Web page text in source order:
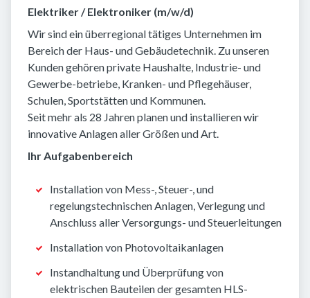
Elektriker / Elektroniker (m/w/d)
Wir sind ein überregional tätiges Unternehmen im
Bereich der Haus- und Gebäudetechnik. Zu unseren
Kunden gehören private Haushalte, Industrie- und
Gewerbe-betriebe, Kranken- und Pflegehäuser,
Schulen, Sportstätten und Kommunen.
Seit mehr als 28 Jahren planen und installieren wir
innovative Anlagen aller Größen und Art.
Ihr Aufgabenbereich
Installation von Mess-, Steuer-, und
regelungstechnischen Anlagen, Verlegung und
Anschluss aller Versorgungs- und Steuerleitungen
Installation von Photovoltaikanlagen
Instandhaltung und Überprüfung von
elektrischen Bauteilen der gesamten HLS-